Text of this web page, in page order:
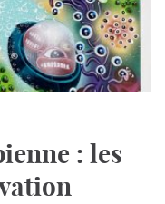
: les